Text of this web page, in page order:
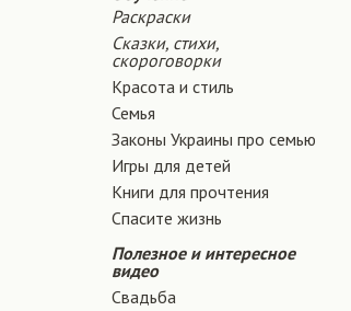
Раскраски
Сказки, стихи,
скороговорки
Красота и стиль
Семья
Законы Украины про семью
Игры для детей
Книги для прочтения
Спасите жизнь
Полезное и интересное
видео
Свадьба